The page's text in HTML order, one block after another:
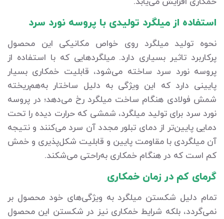
استفاده از میلگرد تولیدی با پروسه نورد سرد
نحوه تولید میلگرد روی خواص مکانیکی این محصول
پرکاربرد تاثیر بسیاری دارد. میلگردهایی که با استفاده از
پروسه نورد سرد ساخته می‌شود، قابلیت خمکاری بسیار
پایینی دارد که این ویژگی به دلیل ساختار به‌هم‌ریخته
شمش فولادی هنگام ساخت میلگرد رخ می‌دهد؛ در پروسه
نورد سرد برای تولید میلگرد، شمشی که حرارت دیده را تحت
دمایی پایین‌تر از دمای تبلور مجدد آن سرد می‌کنند و نتیجه
آن میلگردی با مقاومت پایین و قابلیت شکل‌پذیری و خمش
کم است که در هنگام خمکاری به‌راحتی می‌شکند.
گرمای کم در زمان خمکاری
تمام دلیل شکستن میلگرد به ویژگی‌های خود محصول بر
نمی‌گردد، بلکه شرایط خمکاری نیز در شکستن این محصول